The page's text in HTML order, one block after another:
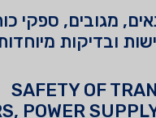
מגובים, ספקי
ובדיקות
SAFETY OF
POWER